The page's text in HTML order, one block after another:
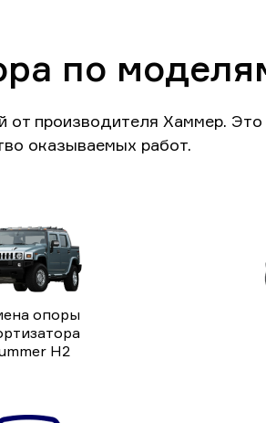
по
от производителя Хаммер.
оказываемых работ.
опоры
H2